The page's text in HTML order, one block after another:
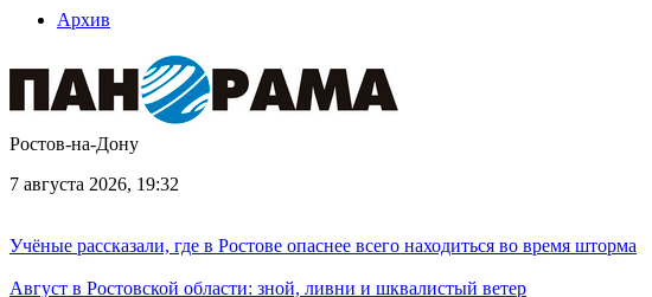
Архив
Ростов-на-Дону
7 августа 2026, 19:32
Учёные рассказали, где в Ростове опаснее всего находиться во время шторма
Август в Ростовской области: зной, ливни и шквалистый ветер